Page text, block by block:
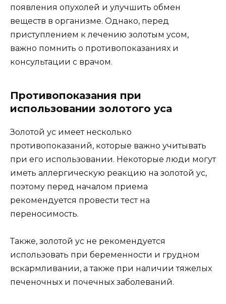
появления опухолей и улучшить обмен
веществ в организме. Однако, перед
приступлением к лечению золотым усом,
важно помнить о противопоказаниях и
консультации с врачом.
Противопоказания при
использовании золотого уса
Золотой ус имеет несколько
противопоказаний, которые важно учитывать
при его использовании. Некоторые люди могут
иметь аллергическую реакцию на золотой ус,
поэтому перед началом приема
рекомендуется провести тест на
переносимость.
Также, золотой ус не рекомендуется
использовать при беременности и грудном
вскармливании, а также при наличии тяжелых
печеночных и почечных заболеваний.